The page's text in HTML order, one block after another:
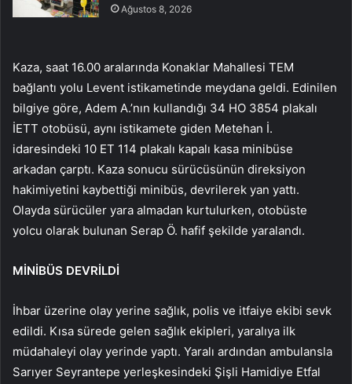
Ağustos 8, 2026
Kaza, saat 16.00 aralarında Konaklar Mahallesi TEM
bağlantı yolu Levent istikametinde meydana geldi. Edinilen
bilgiye göre, Adem A.’nın kullandığı 34 HO 3854 plakalı
İETT otobüsü, aynı istikamete giden Metehan İ.
idaresindeki 10 ET 114 plakalı kapalı kasa minibüse
arkadan çarptı. Kaza sonucu sürücüsünün direksiyon
hakimiyetini kaybettiği minibüs, devrilerek yan yattı.
Olayda sürücüler yara almadan kurtulurken, otobüste
yolcu olarak bulunan Serap Ö. hafif şekilde yaralandı.
MİNİBÜS DEVRİLDİ
İhbar üzerine olay yerine sağlık, polis ve itfaiye ekibi sevk
edildi. Kısa sürede gelen sağlık ekipleri, yaralıya ilk
müdahaleyi olay yerinde yaptı. Yaralı ardından ambulansla
Sarıyer Seyrantepe yerleşkesindeki Şişli Hamidiye Etfal